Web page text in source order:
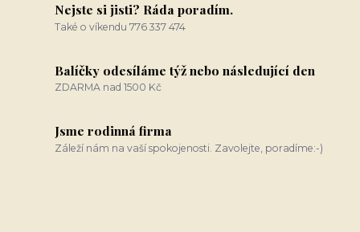
Nejste si jisti? Ráda poradím.
Také o víkendu 776 337 474
Balíčky odesíláme týž nebo následující den
ZDARMA nad 1500 Kč
Jsme rodinná firma
Záleží nám na vaší spokojenosti. Zavolejte, poradíme:-)